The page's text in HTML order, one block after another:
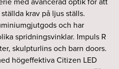
krav på ljus ställs.
och har
spridningsvinklar. Impuls R
skulpturlins och barn doors.
högeffektiva Citizen LED